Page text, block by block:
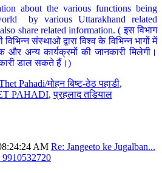
about the various functions being
by various Uttarakhand related
share related information. ( इस विभाग
संस्थाओ द्वारा विश्व के विभिन्न भागों में
अन्य कार्यक्रमों की जानकारी मिलेगी।
डाल सकते हैं।)
Pahadi/मोहन बिष्ट-ठेठ पहाडी,
PAHADI,प्रहलाद तडियाल
AM Re: Jangeeto ke Jugalban...